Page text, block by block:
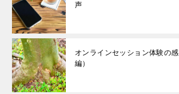
声
オンラインセッション体験の
編）